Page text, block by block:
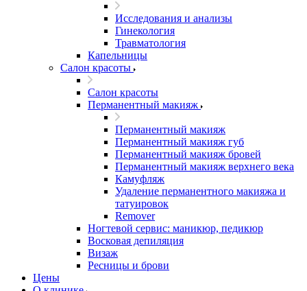
Исследования и анализы
Гинекология
Травматология
Капельницы
Салон красоты
Салон красоты
Перманентный макияж
Перманентный макияж
Перманентный макияж губ
Перманентный макияж бровей
Перманентный макияж верхнего века
Камуфляж
Удаление перманентного макияжа и
татуировок
Remover
Ногтевой сервис: маникюр, педикюр
Восковая депиляция
Визаж
Ресницы и брови
Цены